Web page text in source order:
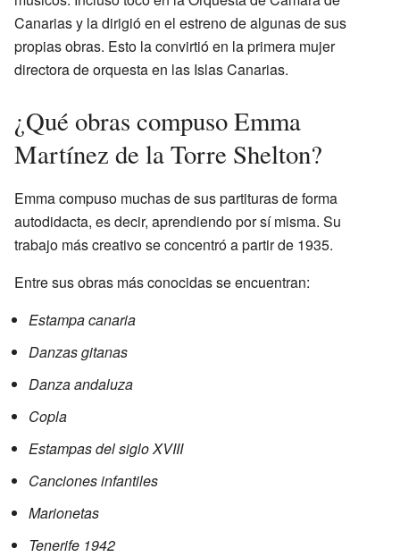
Canarias y la dirigió en el estreno de algunas de sus
propias obras. Esto la convirtió en la primera mujer
directora de orquesta en las Islas Canarias.
¿Qué obras compuso Emma
Martínez de la Torre Shelton?
Emma compuso muchas de sus partituras de forma
autodidacta, es decir, aprendiendo por sí misma. Su
trabajo más creativo se concentró a partir de 1935.
Entre sus obras más conocidas se encuentran:
Estampa canaria
Danzas gitanas
Danza andaluza
Copla
Estampas del siglo XVIII
Canciones infantiles
Marionetas
Tenerife 1942